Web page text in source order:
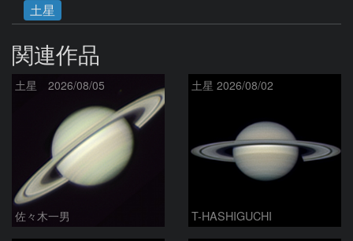
土星
関連作品
土星 2026/08/05
佐々木一男
土星 2026/08/02
T-HASHIGUCHI